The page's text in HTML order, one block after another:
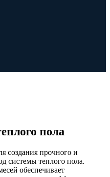
пола
создания прочного и
системы теплого пола.
обеспечивает